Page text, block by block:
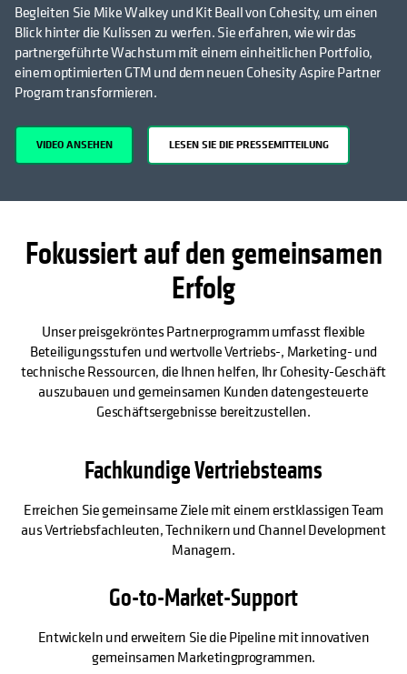
Begleiten Sie Mike Walkey und Kit Beall von Cohesity, um einen
Blick hinter die Kulissen zu werfen. Sie erfahren, wie wir das
partnergeführte Wachstum mit einem einheitlichen Portfolio,
einem optimierten GTM und dem neuen Cohesity Aspire Partner
Program transformieren.
VIDEO ANSEHEN LESEN SIE DIE PRESSEMITTEILUNG
Fokussiert auf den gemeinsamen
Erfolg
Unser preisgekröntes Partnerprogramm umfasst flexible
Beteiligungsstufen und wertvolle Vertriebs-, Marketing- und
technische Ressourcen, die Ihnen helfen, Ihr Cohesity-Geschäft
auszubauen und gemeinsamen Kunden datengesteuerte
Geschäftsergebnisse bereitzustellen.
Fachkundige Vertriebsteams
Erreichen Sie gemeinsame Ziele mit einem erstklassigen Team
aus Vertriebsfachleuten, Technikern und Channel Development
Managern.
Go-to-Market-Support
Entwickeln und erweitern Sie die Pipeline mit innovativen
gemeinsamen Marketingprogrammen.